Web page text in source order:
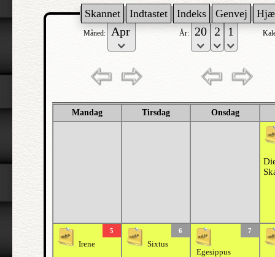
Skannet Indtastet Indeks Genvej
Måned: År:
Mandag Tirsdag Onsdag
5
Irene
6
Sixtus
7
Egesippus